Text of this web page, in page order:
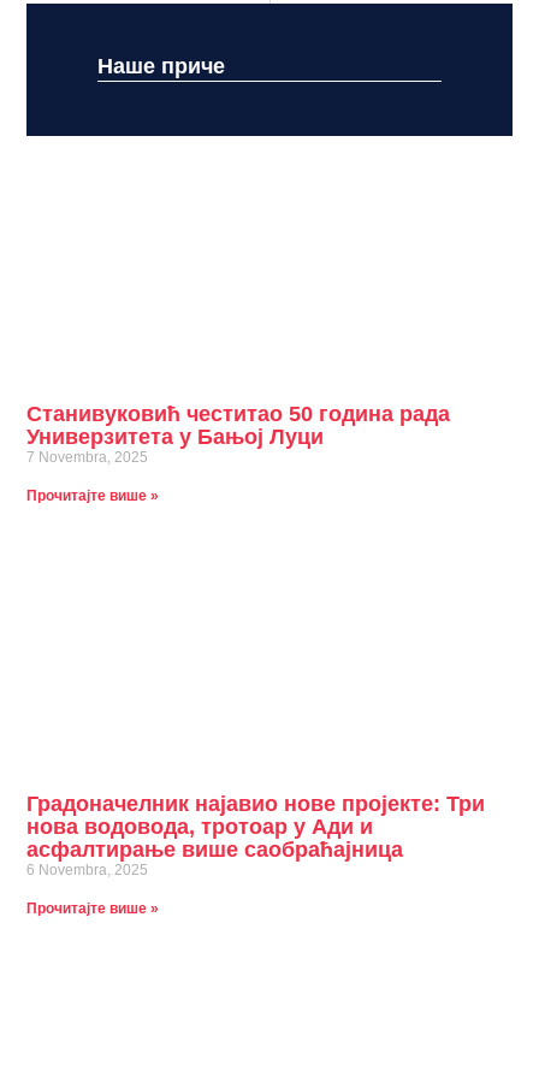
Наше приче
Станивуковић честитао 50 година рада
Универзитета у Бањој Луци
7 Novembra, 2025
Прочитајте више »
Градоначелник најавио нове пројекте: Три
нова водовода, тротоар у Ади и
асфалтирање више саобраћајница
6 Novembra, 2025
Прочитајте више »